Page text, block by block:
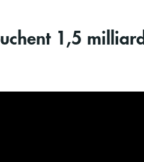
1,5